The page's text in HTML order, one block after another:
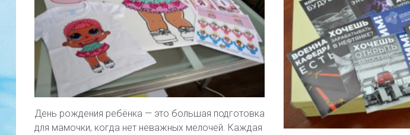
День рождения ребёнка — это большая подготовка
для мамочки, когда нет неважных мелочей. Каждая